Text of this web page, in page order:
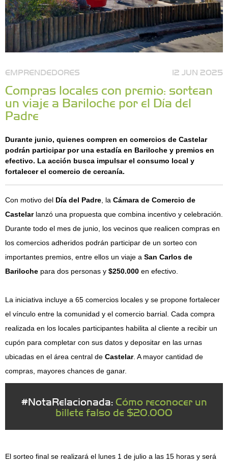
EMPRENDEDORES 12 JUN 2025
Compras locales con premio: sortean
un viaje a Bariloche por el Día del
Padre
Durante junio, quienes compren en comercios de Castelar
podrán participar por una estadía en Bariloche y premios en
efectivo. La acción busca impulsar el consumo local y
fortalecer el comercio de cercanía.
Con motivo del Día del Padre , la Cámara de Comercio de
Castelarlanzó una propuesta que combina incentivo y celebración.
Durante todo el mes de junio, los vecinos que realicen compras en
los comercios adheridos podrán participar de un sorteo con
importantes premios, entre ellos un viaje a San Carlos de
Bariloche para dos personas y $250.000 en efectivo.
La iniciativa incluye a 65 comercios locales y se propone fortalecer
el vínculo entre la comunidad y el comercio barrial. Cada compra
realizada en los locales participantes habilita al cliente a recibir un
cupón para completar con sus datos y depositar en las urnas
ubicadas en el área central de Castelar. A mayor cantidad de
compras, mayores chances de ganar.
#NotaRelacionada: Cómo reconocer un
billete falso de $20.000
El sorteo final se realizará el lunes 1 de julio a las 15 horas y será